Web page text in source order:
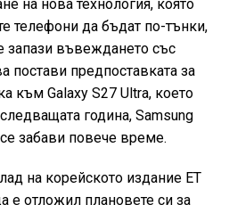
на нова технология, която
телефони да бъдат по-тънки,
запази въвеждането със
постави предпоставката за
към Galaxy S27 Ultra, което
година, Samsung
забави повече време.
на корейското издание ET
е отложил плановете си за